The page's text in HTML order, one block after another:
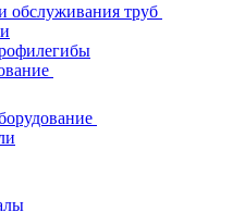
обслуживания труб